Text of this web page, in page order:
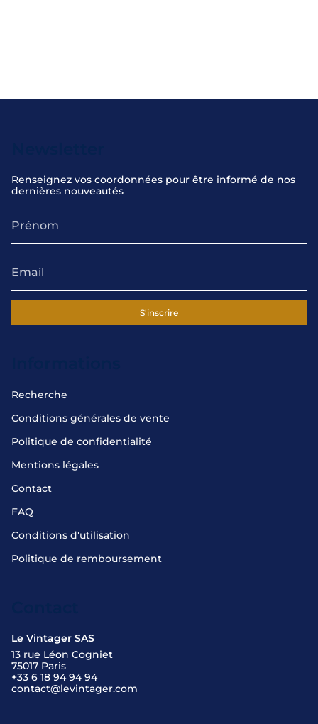
Renseignez vos coordonnées pour être informé de nos
dernières nouveautés
S'inscrire
Recherche
Conditions générales de vente
Politique de confidentialité
Mentions légales
Contact
FAQ
Conditions d'utilisation
Politique de remboursement
Le Vintager SAS
13 rue Léon Cogniet
75017 Paris
+33 6 18 94 94 94
contact@levintager.com